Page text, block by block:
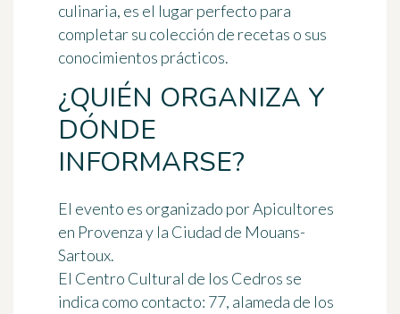
culinaria, es el lugar perfecto para
completar su colección de recetas o sus
conocimientos prácticos.
¿QUIÉN ORGANIZA Y
DÓNDE
INFORMARSE?
El evento es organizado porApicultores
en Provenzay la Ciudad de Mouans-
Sartoux.
El Centro Cultural de los Cedros se
indica como contacto: 77, alameda de los